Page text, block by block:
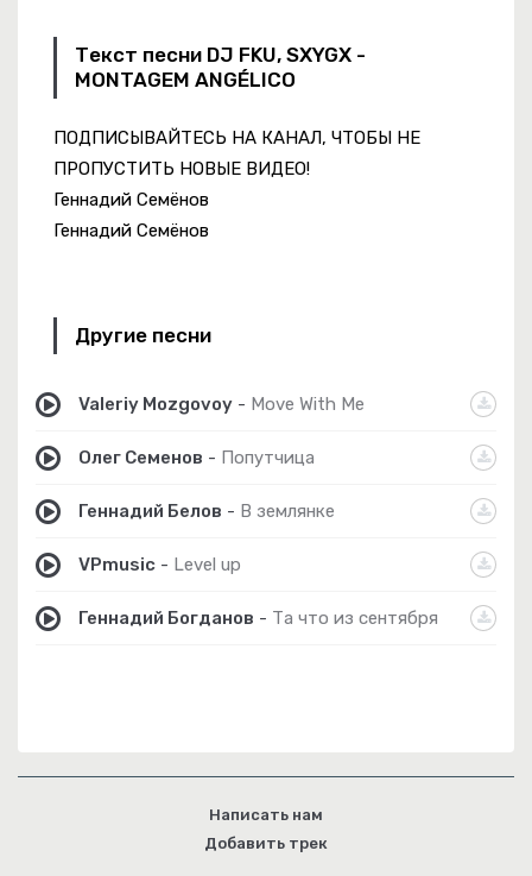
Текст песни DJ FKU, SXYGX -
MONTAGEM ANGÉLICO
ПОДПИСЫВАЙТЕСЬ НА КАНАЛ, ЧТОБЫ НЕ
ПРОПУСТИТЬ НОВЫЕ ВИДЕО!
Геннадий Семёнов
Геннадий Семёнов
Другие песни
Valeriy Mozgovoy - Move With Me
Олег Семенов - Попутчица
Геннадий Белов - В землянке
VPmusic - Level up
Геннадий Богданов - Та что из сентября
Написать нам
Добавить трек